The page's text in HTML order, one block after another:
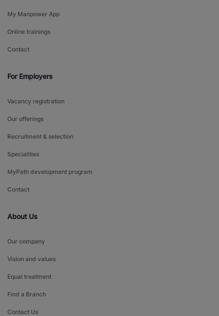
My Manpower App
Online trainings
Contact
For Employers
Vacancy registration
Our offerings
Recruitment & selection
Specialities
MyPath development program
Contact
About Us
Our company
Vision and values
Equal treatment
Find a Branch
Contact Us